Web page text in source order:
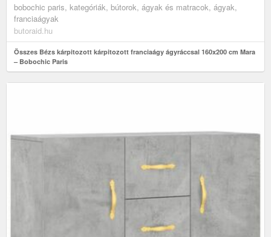
bobochic paris, kategóriák, bútorok, ágyak és matracok, ágyak,
franciaágyak
butoraid.hu
Összes Bézs kárpitozott kárpitozott franciaágy ágyráccsal 160x200 cm Mara
– Bobochic Paris